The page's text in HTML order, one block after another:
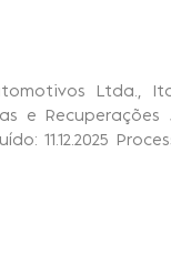
Ltda.,
e Recuperações
11.12.2025